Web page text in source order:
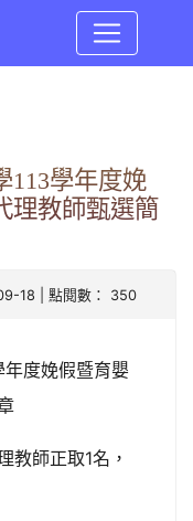
113學年度娩
理教師甄選簡
18 | 點閱數： 350
年度娩假暨育嬰
教師正取1名，